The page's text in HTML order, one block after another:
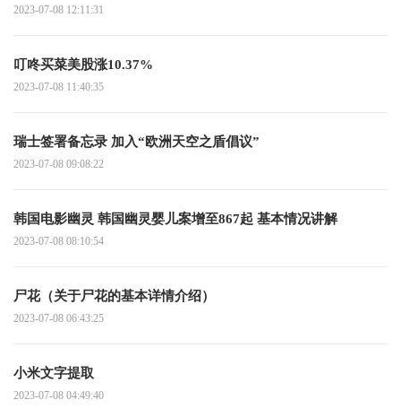
2023-07-08 12:11:31
叮咚买菜美股涨10.37%
2023-07-08 11:40:35
瑞士签署备忘录 加入“欧洲天空之盾倡议”
2023-07-08 09:08:22
韩国电影幽灵 韩国幽灵婴儿案增至867起 基本情况讲解
2023-07-08 08:10:54
尸花（关于尸花的基本详情介绍）
2023-07-08 06:43:25
小米文字提取
2023-07-08 04:49:40